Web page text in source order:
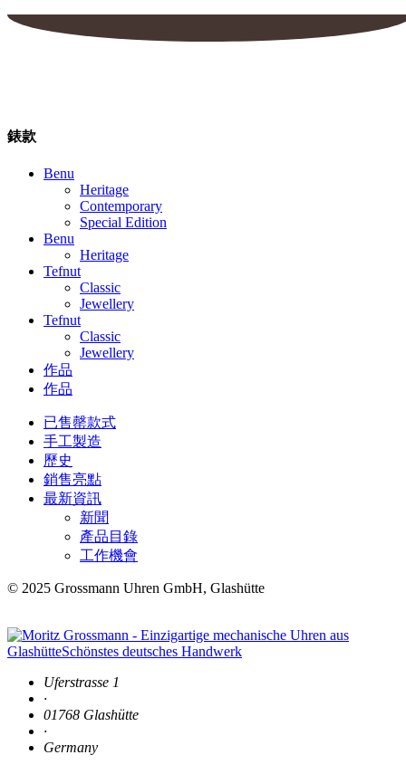
錶款
Benu
Heritage
Contemporary
Special Edition
Benu
Heritage
Tefnut
Classic
Jewellery
Tefnut
Classic
Jewellery
作品
作品
已售罄款式
手工製造
歷史
銷售亮點
最新資訊
新聞
產品目錄
工作機會
© 2025 Grossmann Uhren GmbH, Glashütte
Uferstrasse 1
·
01768 Glashütte
·
Germany